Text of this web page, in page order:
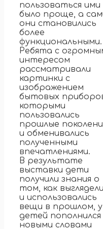
пользоваться ими
было проще, а
они становились
более
функциональными.
Ребята с
интересом
рассматривали
картинки с
изображением
бытовых
которыми
пользовались
прошлые
и обменивались
полученными
впечатлениями.
В результате
выставки дети
получили знания о
том, как выглядели
и использовались
вещи в прошлом, у
детей пополнился
новыми словами